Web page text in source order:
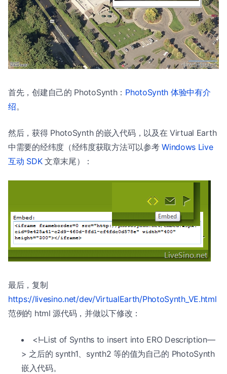
首先，创建自己的 PhotoSynth： PhotoSynth 体验中有介
绍。
然后，获得 PhotoSynth 的嵌入代码，以及在 Virtual Earth
中需要的经纬度（经纬度获取方法可以参考Windows Live
互动 SDK文章末尾）：
最后，复制
https://livesino.net/dev/VirtualEarth/PhotoSynth_VE.html
范例的 html 源代码，并做以下修改：
<!–List of Synths to insert into ERO Description—
> 之后的 synth1、synth2 等的值为自己的 PhotoSynth
嵌入代码。